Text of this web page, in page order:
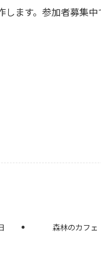
ます。参加者募集中
森林のカフ